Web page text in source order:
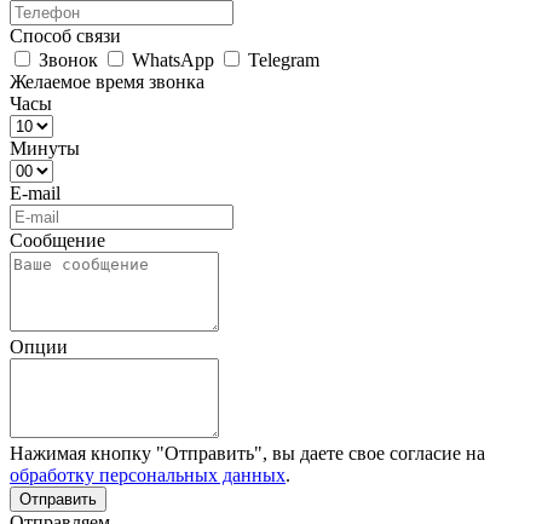
Способ связи
Звонок
WhatsApp
Telegram
Желаемое время звонка
Часы
Минуты
E-mail
Сообщение
Опции
Нажимая кнопку "Отправить", вы даете свое согласие на
обработку персональных данных.